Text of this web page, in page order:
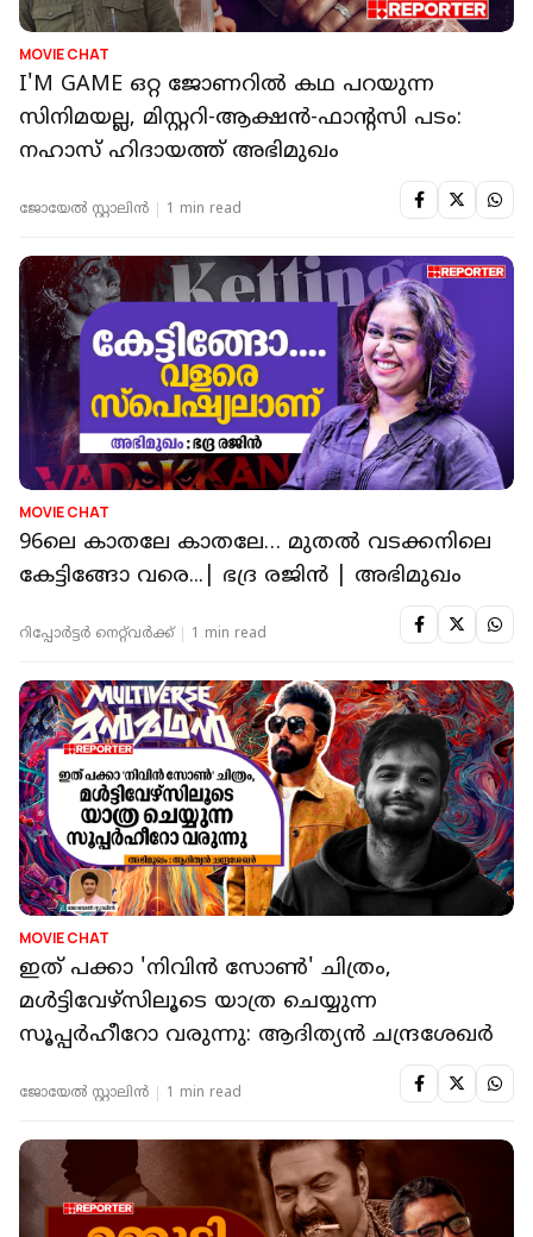
MOVIE CHAT
I'M GAME ഒറ്റ ജോണറിൽ കഥ പറയുന്ന
സിനിമയല്ല, മിസ്റ്ററി-ആക്ഷൻ-ഫാന്റസി പടം:
നഹാസ് ഹിദായത്ത് അഭിമുഖം
ജോയേല്‍ സ്റ്റാലിന്‍ 1 min read
MOVIE CHAT
96ലെ കാതലേ കാതലേ… മുതല്‍ വടക്കനിലെ
കേട്ടിങ്ങോ വരെ...| ഭദ്ര രജിന്‍ | അഭിമുഖം
റിപ്പോർട്ടർ നെറ്റ്‌വര്‍ക്ക്‌ 1 min read
MOVIE CHAT
ഇത് പക്കാ 'നിവിൻ സോൺ' ചിത്രം,
മൾട്ടിവേഴ്സിലൂടെ യാത്ര ചെയ്യുന്ന
സൂപ്പർഹീറോ വരുന്നു: ആദിത്യൻ ചന്ദ്രശേഖർ
ജോയേല്‍ സ്റ്റാലിന്‍ 1 min read